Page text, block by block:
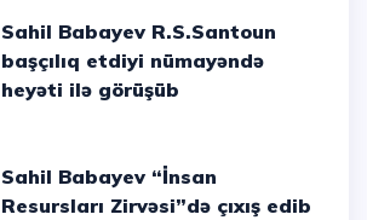
Sahil Babayev R.S.Santoun
başçılıq etdiyi nümayəndə
heyəti ilə görüşüb
Sahil Babayev “İnsan
Resursları Zirvəsi”də çıxış edib